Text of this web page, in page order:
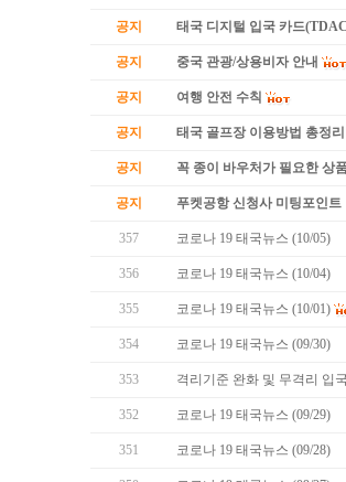
공지 태국 디지털 입국 카드
공지 중국 관광/상용비자 안내
공지 여행 안전 수칙
공지 태국 골프장 이용방법 총정리
공지 꼭 종이 바우처가 필요한 상
공지 푸켓공항 신청사 미팅포인트
357 코로나 19 태국뉴스 (10/05)
356 코로나 19 태국뉴스 (10/04)
355 코로나 19 태국뉴스 (10/01)
354 코로나 19 태국뉴스 (09/30)
353 격리기준 완화 및 무격리 입
352 코로나 19 태국뉴스 (09/29)
351 코로나 19 태국뉴스 (09/28)